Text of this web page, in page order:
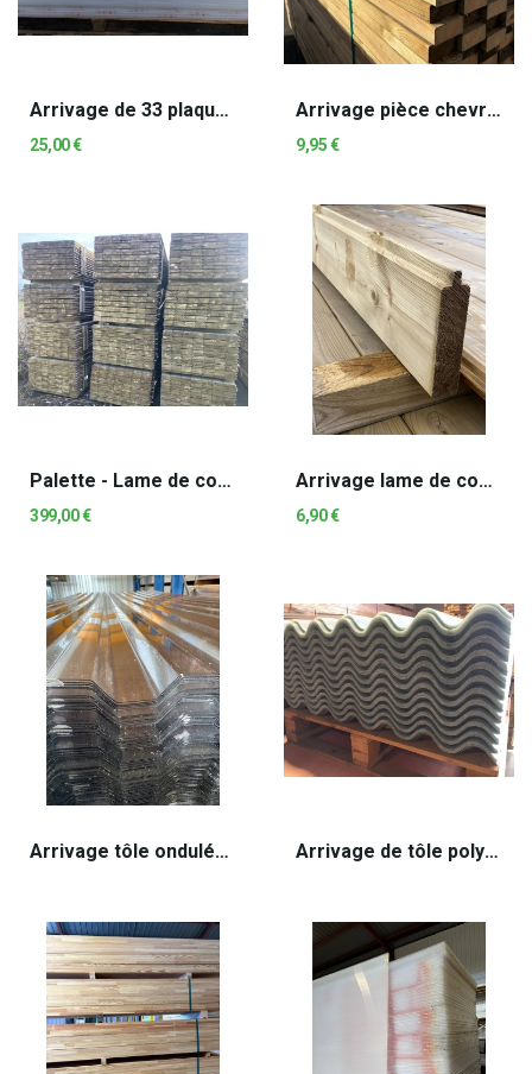
Arrivage de 33 plaques de polycarbinate de 10mm...
25,00 €
Arrivage pièce chevrons raboté autoclave
9,95 €
Palette - Lame de construction autoclave
399,00 €
Arrivage lame de construction autoclave
6,90 €
Arrivage tôle ondulée style GRECA Arrivage de tôle polyester grande onde